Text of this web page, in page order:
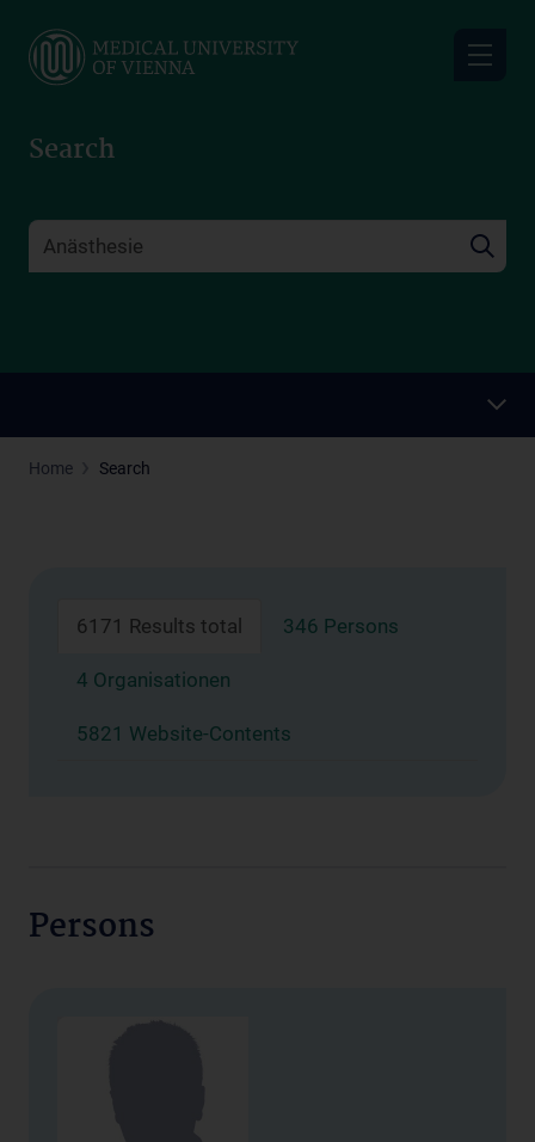
main
Search
Home Search
6171 Results total 346 Persons
4 Organisationen
5821 Website-Contents
Persons